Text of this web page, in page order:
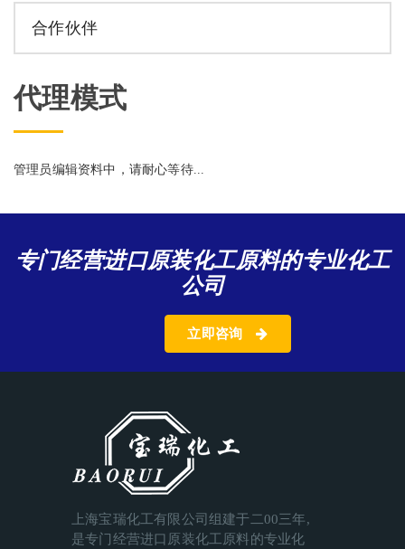
合作伙伴
代理模式
管理员编辑资料中，请耐心等待...
专门经营进口原装化工原料的专业化工
公司
立即咨询
上海宝瑞化工有限公司组建于二00三年,
是专门经营进口原装化工原料的专业化